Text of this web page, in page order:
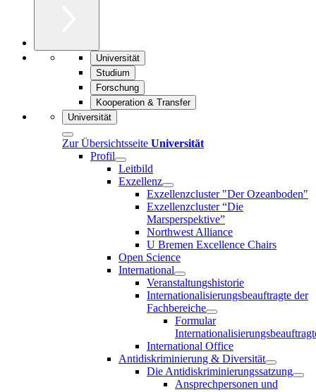
Universität
Studium
Forschung
Kooperation & Transfer
Universität
Zur Übersichtsseite Universität
Profil
Leitbild
Exzellenz
Exzellenzcluster "Der Ozeanboden"
Exzellenzcluster “Die
Marsperspektive”
Northwest Alliance
U Bremen Excellence Chairs
Open Science
International
Veranstaltungshistorie
Internationalisierungsbeauftragte der
Fachbereiche
Formular
International Office
Antidiskriminierung & Diversität
Die Antidiskriminierungssatzung
Ansprechpersonen und